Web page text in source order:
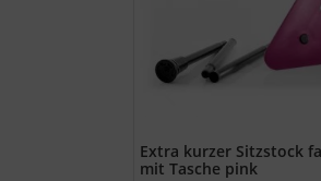
Extra kurzer Sitzstock
mit Tasche pink